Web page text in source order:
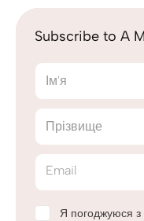
Subscribe to A
Ім'я
Прізвище
Email
Я погоджуюся